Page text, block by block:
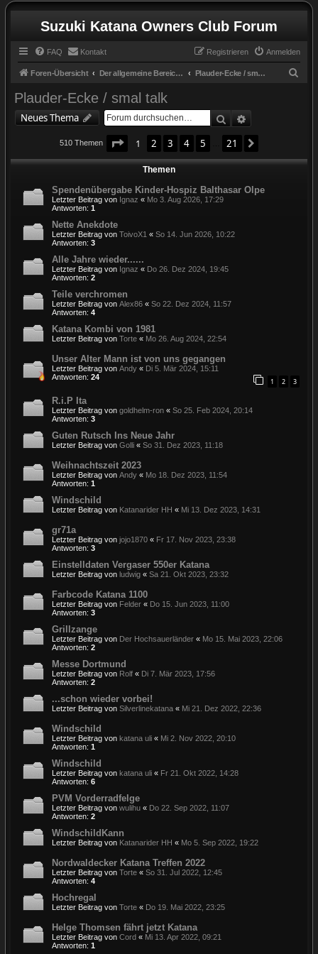
Suzuki Katana Owners Club Forum
FAQ Kontakt Anmelden
Registrieren
Foren-Übersicht Der allgemeine Bereich / the general zone Plauder-Ecke / smal talk
Plauder-Ecke / smal talk
Neues Thema Suche
510 Themen Seite 1von 21
1 2 3 4 5 21
Themen
Spendenübergabe Kinder-Hospiz Balthasar Olpe
Letzter Beitrag von Ignaz « Mo 3. Aug 2026, 17:29
Antworten: 1
Nette Anekdote
Letzter Beitrag von ToivoX1 « So 14. Jun 2026, 10:22
Antworten: 3
Alle Jahre wieder......
Letzter Beitrag von Ignaz « Do 26. Dez 2024, 19:45
Antworten: 2
Teile verchromen
Letzter Beitrag von Alex86 « So 22. Dez 2024, 11:57
Antworten: 4
Katana Kombi von 1981
Letzter Beitrag von Torte « Mo 26. Aug 2024, 22:54
Unser Alter Mann ist von uns gegangen
Letzter Beitrag von Andy « Di 5. Mär 2024, 15:11
Antworten: 24 1 2 3
R.i.P Ita
Letzter Beitrag von goldhelm-ron « So 25. Feb 2024, 20:14
Antworten: 3
Guten Rutsch Ins Neue Jahr
Letzter Beitrag von Golli « So 31. Dez 2023, 11:18
Weihnachtszeit 2023
Letzter Beitrag von Andy « Mo 18. Dez 2023, 11:54
Antworten: 1
Windschild
Letzter Beitrag von Katanarider HH « Mi 13. Dez 2023, 14:31
gr71a
Letzter Beitrag von jojo1870 « Fr 17. Nov 2023, 23:38
Antworten: 3
Einstelldaten Vergaser 550er Katana
Letzter Beitrag von ludwig « Sa 21. Okt 2023, 23:32
Farbcode Katana 1100
Letzter Beitrag von Felder « Do 15. Jun 2023, 11:00
Antworten: 3
Grillzange
Letzter Beitrag von Der Hochsauerländer « Mo 15. Mai 2023, 22:06
Antworten: 2
Messe Dortmund
Letzter Beitrag von Rolf « Di 7. Mär 2023, 17:56
Antworten: 2
...schon wieder vorbei!
Letzter Beitrag von Silverlinekatana « Mi 21. Dez 2022, 22:36
Windschild
Letzter Beitrag von katana uli « Mi 2. Nov 2022, 20:10
Antworten: 1
Windschild
Letzter Beitrag von katana uli « Fr 21. Okt 2022, 14:28
Antworten: 6
PVM Vorderradfelge
Letzter Beitrag von wulihu « Do 22. Sep 2022, 11:07
Antworten: 2
WindschildKann
Letzter Beitrag von Katanarider HH « Mo 5. Sep 2022, 19:22
Nordwaldecker Katana Treffen 2022
Letzter Beitrag von Torte « So 31. Jul 2022, 12:45
Antworten: 4
Hochregal
Letzter Beitrag von Torte « Do 19. Mai 2022, 23:25
Helge Thomsen fährt jetzt Katana
Letzter Beitrag von Cord « Mi 13. Apr 2022, 09:21
Antworten: 1